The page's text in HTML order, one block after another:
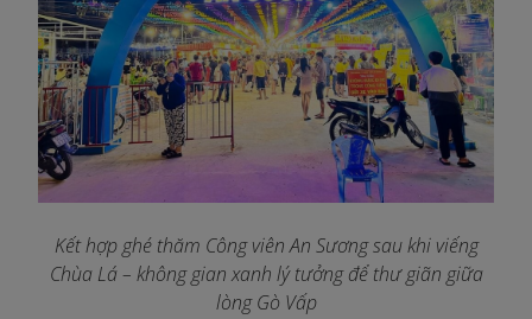
Kết hợp ghé thăm Công viên An Sương sau khi viếng
Chùa Lá – không gian xanh lý tưởng để thư giãn giữa
lòng Gò Vấp